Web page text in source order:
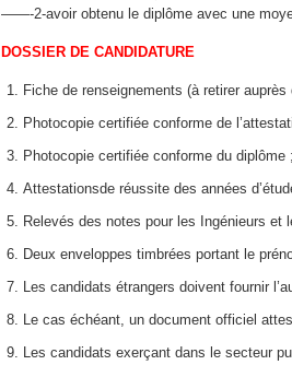
——-2-avoir obtenu le diplôme avec une
DOSSIER DE CANDIDATURE
Fiche de renseignements (à retirer
Photocopie certifiée conforme de
Photocopie certifiée conforme du diplôme ;
Attestationsde réussite des années
Relevés des notes pour les Ingénieurs et
Deux enveloppes timbrées portant le
Les candidats étrangers doivent fournir
Le cas échéant, un document officiel
Les candidats exerçant dans le secteur